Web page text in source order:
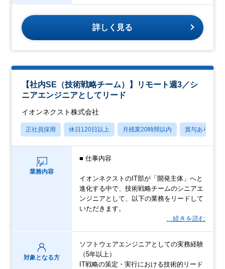
詳しく見る
【社内SE（技術戦略チーム）】リモート週3／シ
ニアエンジニアとしてリード
イオンネクスト株式会社
正社員採用 休日120日以上 月残業20時間以内 賞与あり
業務内容
■ 仕事内容
イオンネクストのIT部が「開発主体」へと
進化する中で、技術戦略チームのシニアエ
ンジニアとして、以下の業務をリードして
いただきます。
…続きを読む
対象となる方
ソフトウェアエンジニアとしての実務経験
（5年以上）
IT戦略の策定・実行における技術的リード